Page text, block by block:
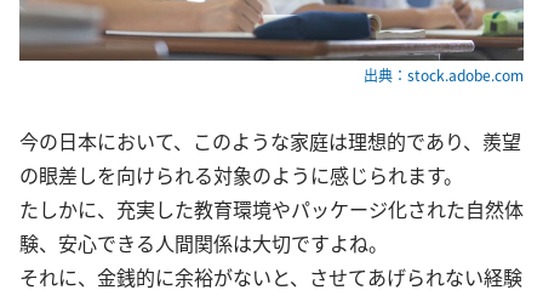
出典：stock.adobe.com
今の日本において、このような家庭は理想的であり、羨望
の眼差しを向けられる対象のように感じられます。
たしかに、充実した教育環境やパッケージ化された自然体
験、安心できる人間関係は大切ですよね。
それに、金銭的に余裕がないと、させてあげられない経験